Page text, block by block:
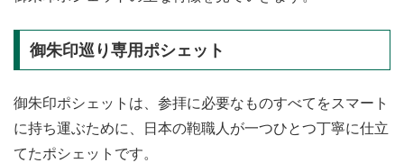
御朱印巡り専用ポシェット
御朱印ポシェットは、参拝に必要なものすべてをスマート
に持ち運ぶために、日本の鞄職人が一つひとつ丁寧に仕立
てたポシェットです。